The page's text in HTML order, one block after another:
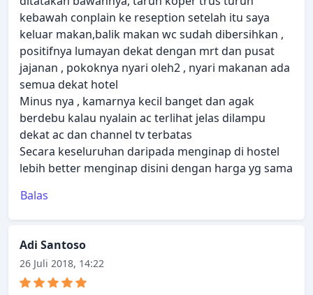
kebawah conplain ke reseption setelah itu saya
keluar makan,balik makan wc sudah dibersihkan ,
positifnya lumayan dekat dengan mrt dan pusat
jajanan , pokoknya nyari oleh2 , nyari makanan ada
semua dekat hotel
Minus nya , kamarnya kecil banget dan agak
berdebu kalau nyalain ac terlihat jelas dilampu
dekat ac dan channel tv terbatas
Secara keseluruhan daripada menginap di hostel
lebih better menginap disini dengan harga yg sama
Balas
Adi Santoso
26 Juli 2018, 14:22